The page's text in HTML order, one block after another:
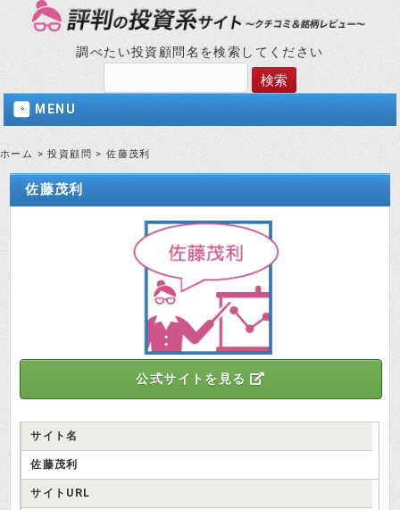
調べたい投資顧問名を検索してください
MENU
ホーム >投資顧問 >佐藤茂利
佐藤茂利
公式サイトを見る
サイト名
佐藤茂利
サイトURL